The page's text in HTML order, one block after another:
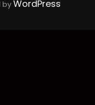
byWordPress